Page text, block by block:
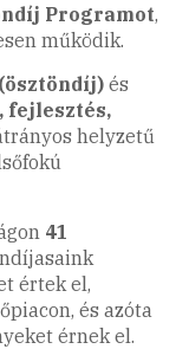
Programot,
működik.
(ösztöndíj) és
fejlesztés,
helyzetű
41
értek el,
és azóta
érnek el.